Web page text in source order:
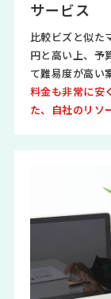
サービス
比較ビズと似た
円と高い上、予
て難易度が高い
料金も非常に安
た、自社のリソ